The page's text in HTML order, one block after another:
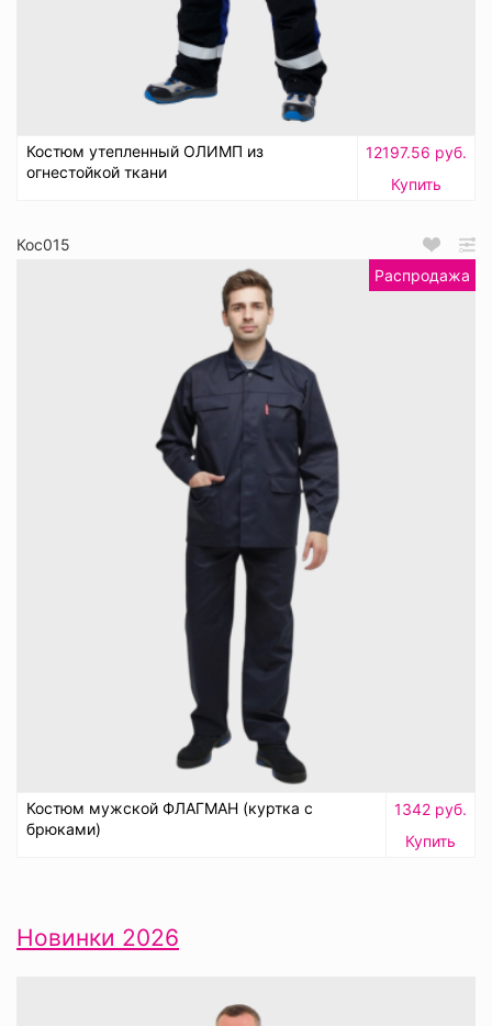
Костюм утепленный ОЛИМП из
огнестойкой ткани
12197.56 руб.
Купить
Кос015
Распродажа
Костюм мужской ФЛАГМАН (куртка с
брюками)
1342 руб.
Купить
Новинки 2026